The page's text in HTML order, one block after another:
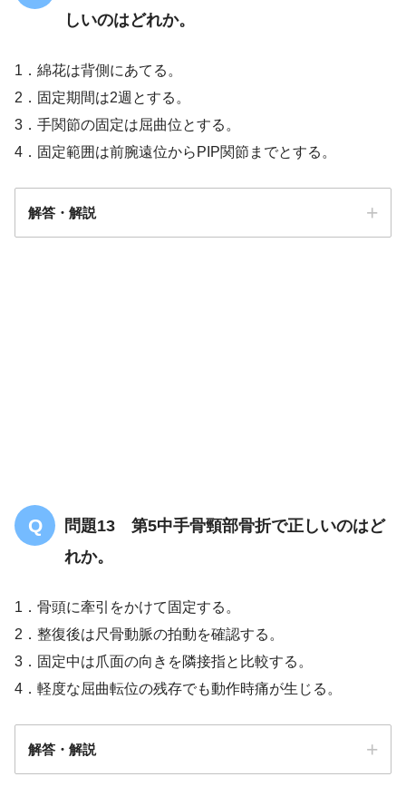
しいのはどれか。
1．綿花は背側にあてる。
2．固定期間は2週とする。
3．手関節の固定は屈曲位とする。
4．固定範囲は前腕遠位からPIP関節までとする。
解答・解説
問題13 第5中手骨頸部骨折で正しいのはど
れか。
1．骨頭に牽引をかけて固定する。
2．整復後は尺骨動脈の拍動を確認する。
3．固定中は爪面の向きを隣接指と比較する。
4．軽度な屈曲転位の残存でも動作時痛が生じる。
解答・解説